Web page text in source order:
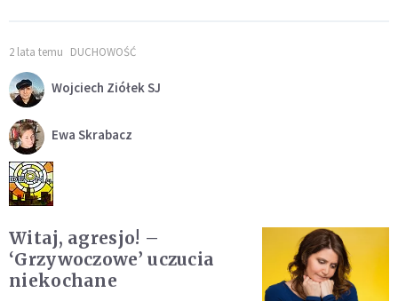
2 lata temu DUCHOWOŚĆ
Wojciech Ziółek SJ
Ewa Skrabacz
Witaj, agresjo! –
‘Grzywoczowe’ uczucia
niekochane